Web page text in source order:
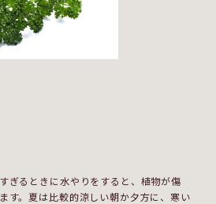
ぎるときに水やりをすると、植物が傷
す。夏は比較的涼しい朝か夕方に、寒い